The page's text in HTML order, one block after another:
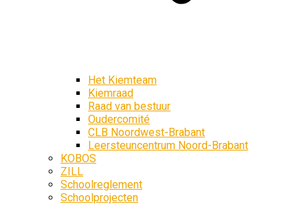
Het Kiemteam
Kiemraad
Raad van bestuur
Oudercomité
CLB Noordwest-Brabant
Leersteuncentrum Noord-Brabant
KOBOS
ZILL
Schoolreglement
Schoolprojecten